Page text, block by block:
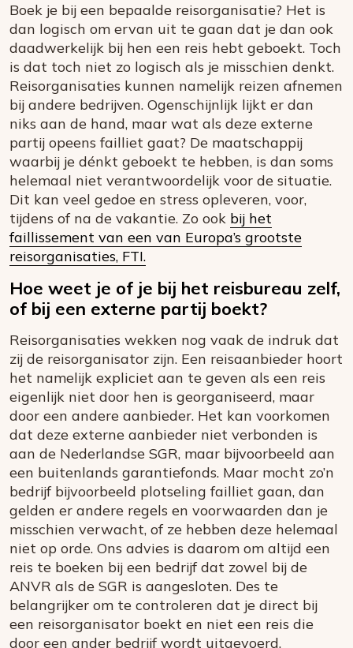
Boek je bij een bepaalde reisorganisatie? Het is
dan logisch om ervan uit te gaan dat je dan ook
daadwerkelijk bij hen een reis hebt geboekt. Toch
is dat toch niet zo logisch als je misschien denkt.
Reisorganisaties kunnen namelijk reizen afnemen
bij andere bedrijven. Ogenschijnlijk lijkt er dan
niks aan de hand, maar wat als deze externe
partij opeens failliet gaat? De maatschappij
waarbij je dénkt geboekt te hebben, is dan soms
helemaal niet verantwoordelijk voor de situatie.
Dit kan veel gedoe en stress opleveren, voor,
tijdens of na de vakantie. Zo ook bij het
faillissement van een van Europa’s grootste
reisorganisaties, FTI.
Hoe weet je of je bij het reisbureau zelf,
of bij een externe partij boekt?
Reisorganisaties wekken nog vaak de indruk dat
zij de reisorganisator zijn. Een reisaanbieder hoort
het namelijk expliciet aan te geven als een reis
eigenlijk niet door hen is georganiseerd, maar
door een andere aanbieder. Het kan voorkomen
dat deze externe aanbieder niet verbonden is
aan de Nederlandse SGR, maar bijvoorbeeld aan
een buitenlands garantiefonds. Maar mocht zo’n
bedrijf bijvoorbeeld plotseling failliet gaan, dan
gelden er andere regels en voorwaarden dan je
misschien verwacht, of ze hebben deze helemaal
niet op orde. Ons advies is daarom om altijd een
reis te boeken bij een bedrijf dat zowel bij de
ANVR als de SGR is aangesloten. Des te
belangrijker om te controleren dat je direct bij
een reisorganisator boekt en niet een reis die
door een ander bedrijf wordt uitgevoerd.